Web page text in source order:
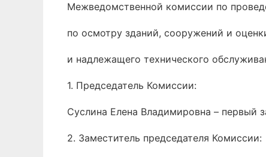
Межведомственной комиссии по
по осмотру зданий, сооружений и
и надлежащего технического
1. Председатель Комиссии:
Суслина Елена Владимировна – первый
2. Заместитель председателя Комиссии: